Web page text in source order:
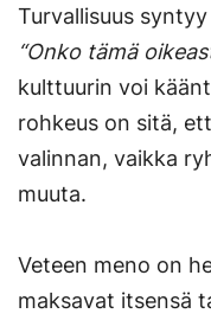
Turvallisuus
“Onko tämä
kulttuurin voi
rohkeus on sitä,
valinnan, vaikka
muuta.
Veteen meno on
maksavat itsensä